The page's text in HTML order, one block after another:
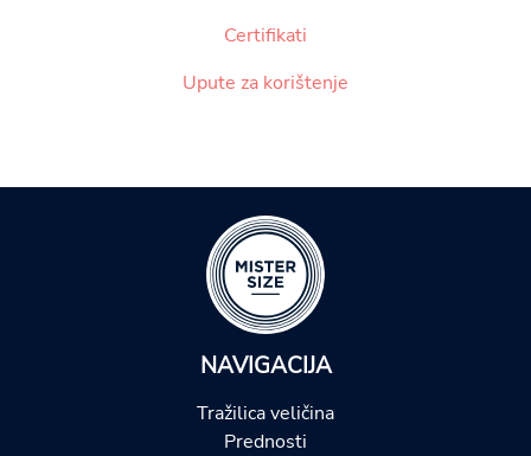
Certifikati
Upute za korištenje
NAVIGACIJA
Tražilica veličina
Prednosti